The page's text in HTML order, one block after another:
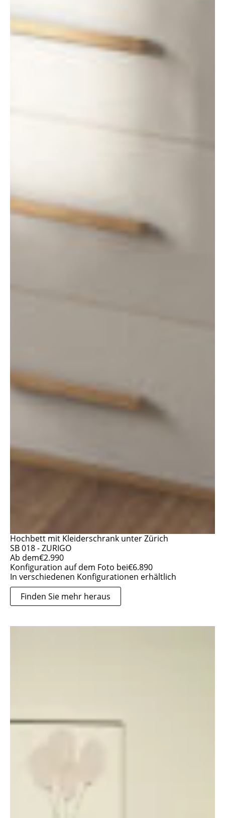
Hochbett mit Kleiderschrank unter Zürich
SB 018 - ZURIGO
Ab dem€2.990
Konfiguration auf dem Foto bei€6.890
In verschiedenen Konfigurationen erhältlich
Finden Sie mehr heraus